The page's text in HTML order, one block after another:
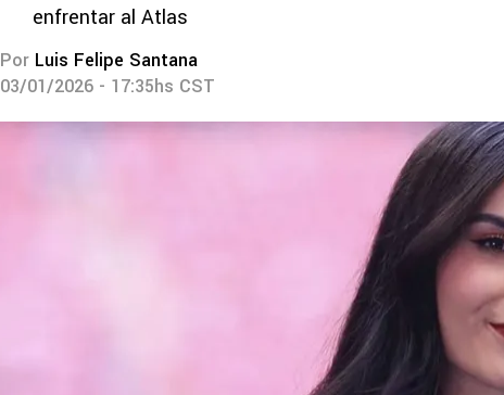
enfrentar al Atlas
Por Luis Felipe Santana
03/01/2026 - 17:35hs CST